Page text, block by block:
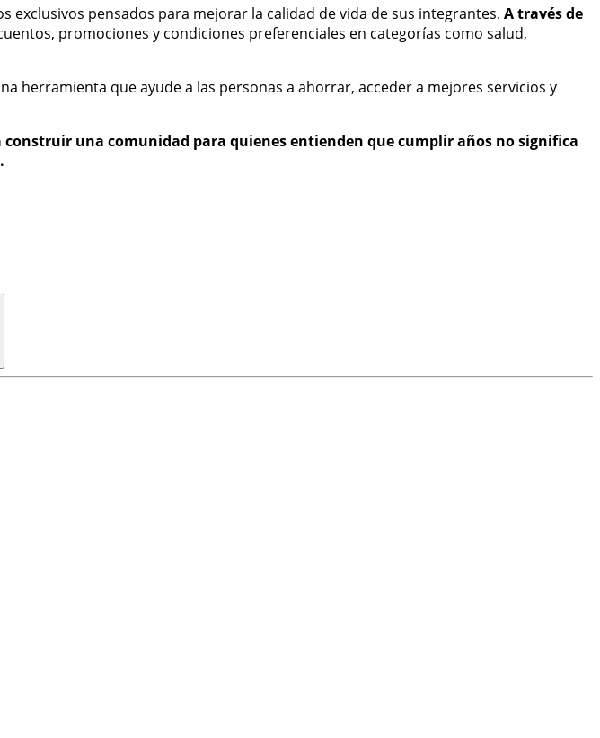
exclusivos pensados para mejorar la calidad de vida de sus integrantes. A través de
promociones y condiciones preferenciales en categorías como salud,
herramienta que ayude a las personas a ahorrar, acceder a mejores servicios y
una comunidad para quienes entienden que cumplir años no significa